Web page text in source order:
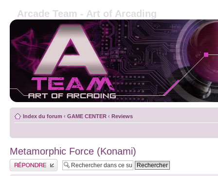
Arcade Team - Art of Arcading
Index du forum ‹ GAME CENTER ‹ Reviews
Metamorphic Force (Konami)
Publier une réponse